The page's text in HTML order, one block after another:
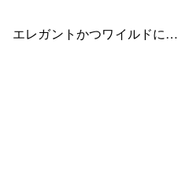
エレガントかつワイルドに…